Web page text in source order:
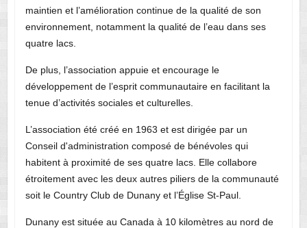
maintien et l’amélioration continue de la qualité de son
environnement, notamment la qualité de l’eau dans ses
quatre lacs.
De plus, l’association appuie et encourage le
développement de l’esprit communautaire en facilitant la
tenue d’activités sociales et culturelles.
L’association été créé en 1963 et est dirigée par un
Conseil d'administration composé de bénévoles qui
habitent à proximité de ses quatre lacs. Elle collabore
étroitement avec les deux autres piliers de la communauté
soit le Country Club de Dunany et l’Église St-Paul.
Dunany est située au Canada à 10 kilomètres au nord de